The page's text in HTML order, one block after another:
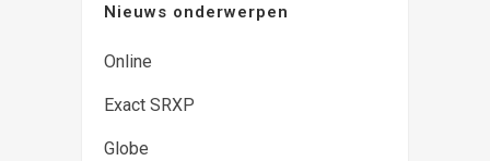
Nieuws onderwerpen
Online
Exact SRXP
Globe